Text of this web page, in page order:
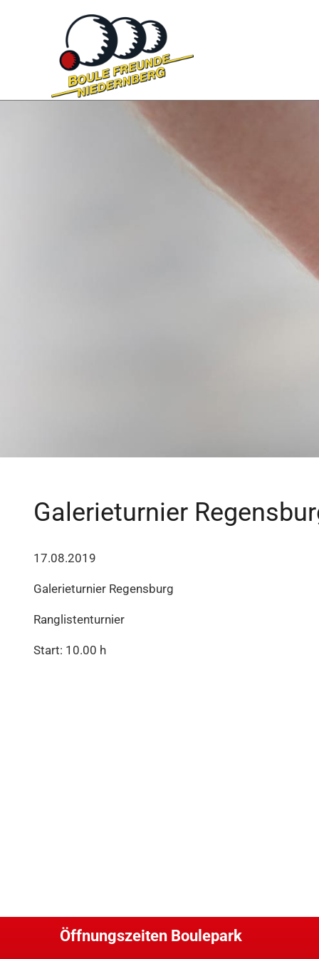
Galerieturnier
17.08.2019
Galerieturnier Regensburg
Ranglistenturnier
Start: 10.00 h
Öffnungszeiten Boulepark